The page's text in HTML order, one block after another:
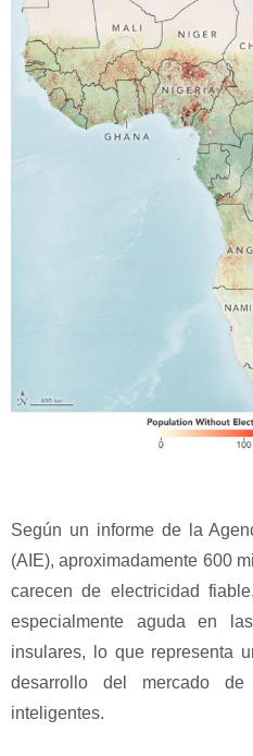
Según un informe de la
(AIE), aproximadamente 600
carecen de electricidad
especialmente aguda en
insulares, lo que representa
desarrollo del mercado de
inteligentes.